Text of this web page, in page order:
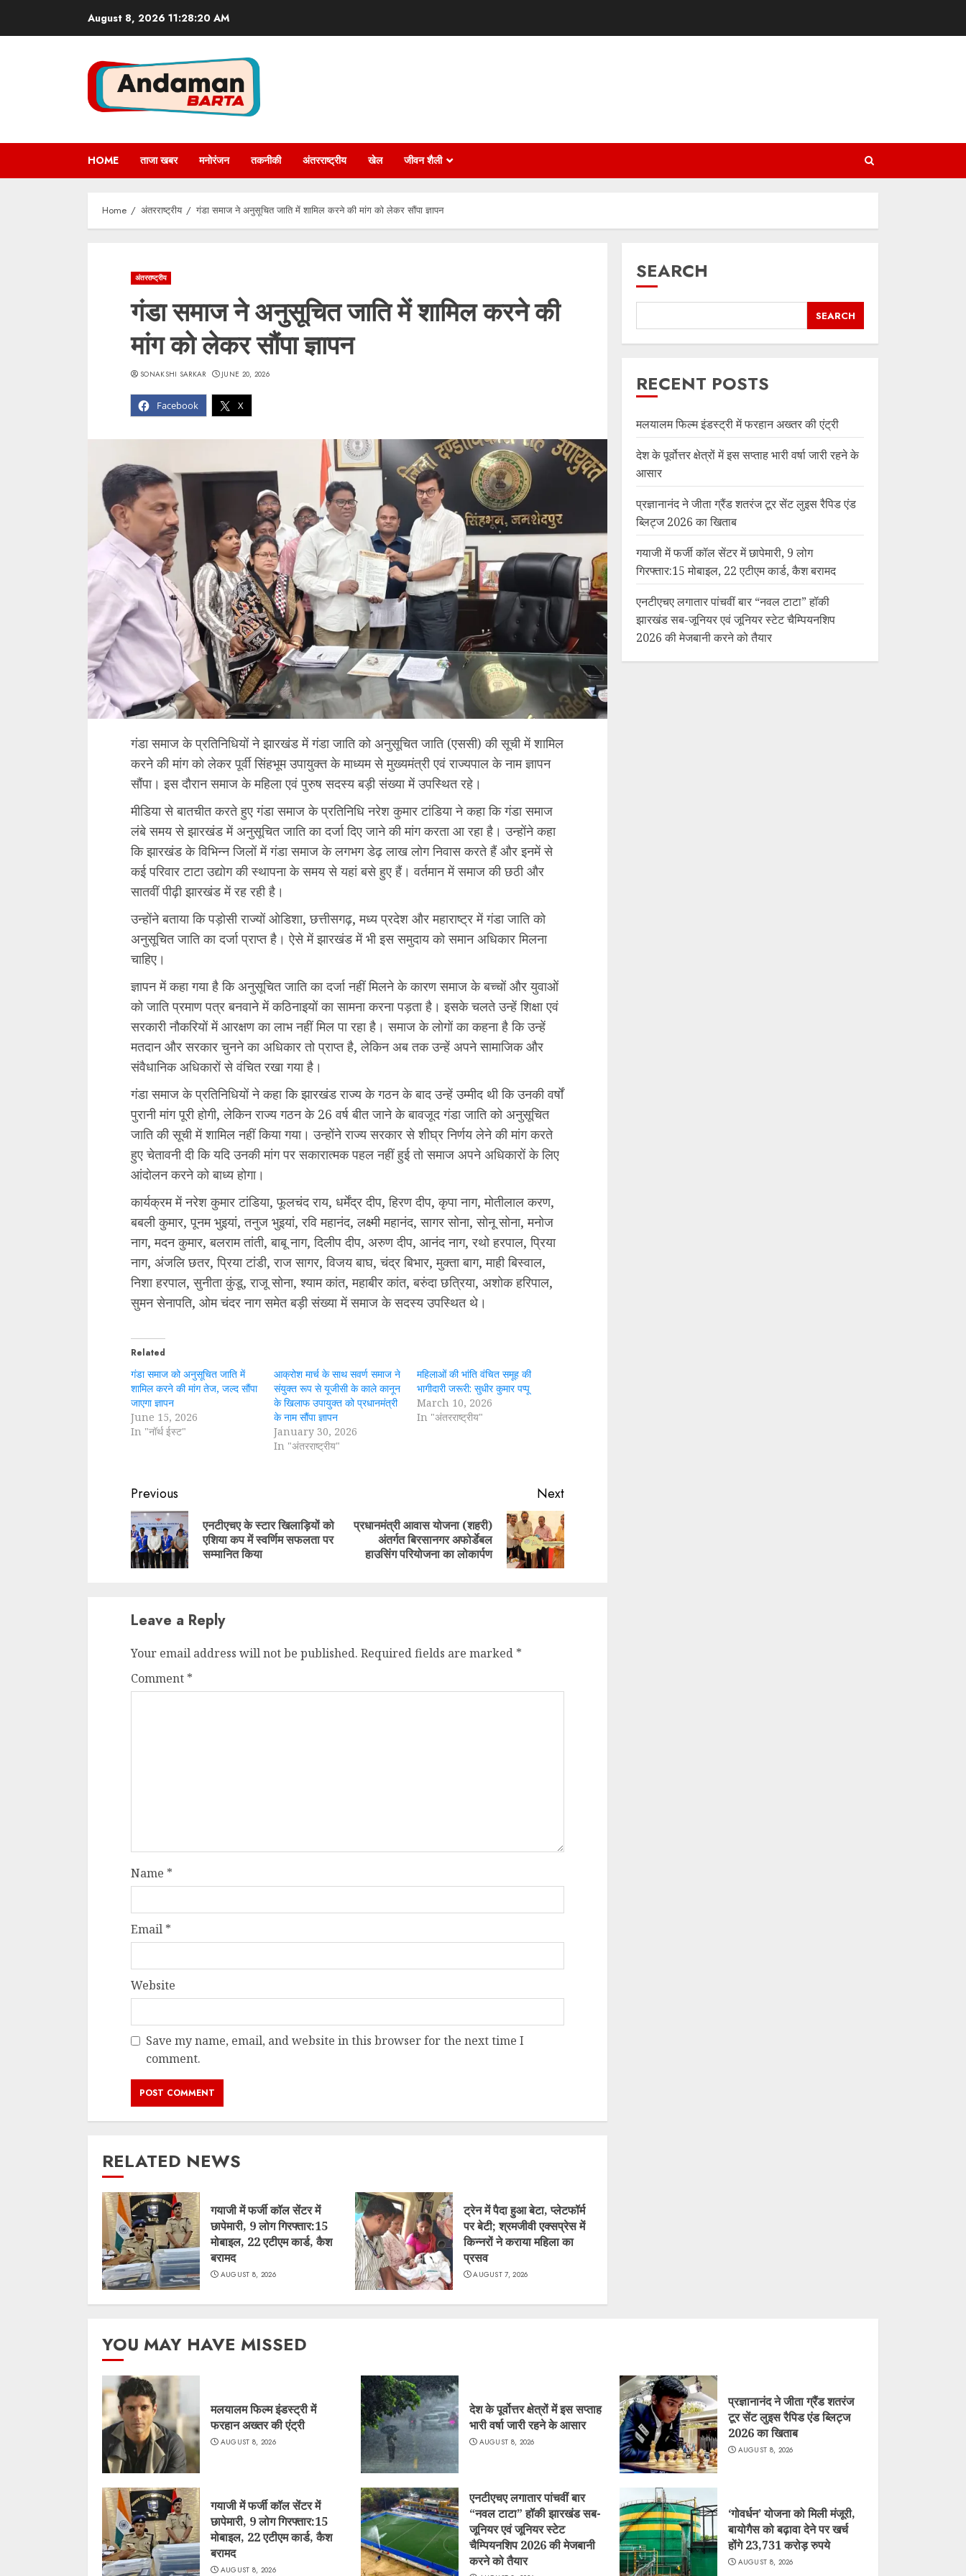
August 8, 2026 11:28:21 AM
HOME ताजा खबर मनोरंजन तकनीकी अंतरराष्ट्रीय खेल जीवन शैली
Home अंतरराष्ट्रीय गंडा समाज ने अनुसूचित जाति में शामिल करने की मांग को लेकर सौंपा ज्ञापन
अंतरराष्ट्रीय
गंडा समाज ने अनुसूचित जाति में शामिल करने की
मांग को लेकर सौंपा ज्ञापन
Facebook X
SONAKSHI SARKAR JUNE 20, 2026
गंडा समाज के प्रतिनिधियों ने झारखंड में गंडा जाति को अनुसूचित जाति (एससी) की सूची में शामिल
करने की मांग को लेकर पूर्वी सिंहभूम उपायुक्त के माध्यम से मुख्यमंत्री एवं राज्यपाल के नाम ज्ञापन
सौंपा। इस दौरान समाज के महिला एवं पुरुष सदस्य बड़ी संख्या में उपस्थित रहे।
मीडिया से बातचीत करते हुए गंडा समाज के प्रतिनिधि नरेश कुमार टांडिया ने कहा कि गंडा समाज
लंबे समय से झारखंड में अनुसूचित जाति का दर्जा दिए जाने की मांग करता आ रहा है। उन्होंने कहा
कि झारखंड के विभिन्न जिलों में गंडा समाज के लगभग डेढ़ लाख लोग निवास करते हैं और इनमें से
कई परिवार टाटा उद्योग की स्थापना के समय से यहां बसे हुए हैं। वर्तमान में समाज की छठी और
सातवीं पीढ़ी झारखंड में रह रही है।
उन्होंने बताया कि पड़ोसी राज्यों ओडिशा, छत्तीसगढ़, मध्य प्रदेश और महाराष्ट्र में गंडा जाति को
अनुसूचित जाति का दर्जा प्राप्त है। ऐसे में झारखंड में भी इस समुदाय को समान अधिकार मिलना
चाहिए।
ज्ञापन में कहा गया है कि अनुसूचित जाति का दर्जा नहीं मिलने के कारण समाज के बच्चों और युवाओं
को जाति प्रमाण पत्र बनवाने में कठिनाइयों का सामना करना पड़ता है। इसके चलते उन्हें शिक्षा एवं
सरकारी नौकरियों में आरक्षण का लाभ नहीं मिल पा रहा है। समाज के लोगों का कहना है कि उन्हें
मतदान और सरकार चुनने का अधिकार तो प्राप्त है, लेकिन अब तक उन्हें अपने सामाजिक और
संवैधानिक अधिकारों से वंचित रखा गया है।
गंडा समाज के प्रतिनिधियों ने कहा कि झारखंड राज्य के गठन के बाद उन्हें उम्मीद थी कि उनकी वर्षों
पुरानी मांग पूरी होगी, लेकिन राज्य गठन के 26 वर्ष बीत जाने के बावजूद गंडा जाति को अनुसूचित
जाति की सूची में शामिल नहीं किया गया। उन्होंने राज्य सरकार से शीघ्र निर्णय लेने की मांग करते
हुए चेतावनी दी कि यदि उनकी मांग पर सकारात्मक पहल नहीं हुई तो समाज अपने अधिकारों के लिए
आंदोलन करने को बाध्य होगा।
कार्यक्रम में नरेश कुमार टांडिया, फूलचंद राय, धर्मेंद्र दीप, हिरण दीप, कृपा नाग, मोतीलाल करण,
बबली कुमार, पूनम भुइयां, तनुज भुइयां, रवि महानंद, लक्ष्मी महानंद, सागर सोना, सोनू सोना, मनोज
नाग, मदन कुमार, बलराम तांती, बाबू नाग, दिलीप दीप, अरुण दीप, आनंद नाग, रथो हरपाल, प्रिया
नाग, अंजलि छतर, प्रिया टांडी, राज सागर, विजय बाघ, चंद्र बिभार, मुक्ता बाग, माही बिस्वाल,
निशा हरपाल, सुनीता कुंडू, राजू सोना, श्याम कांत, महाबीर कांत, बरुंदा छत्रिया, अशोक हरिपाल,
सुमन सेनापति, ओम चंदर नाग समेत बड़ी संख्या में समाज के सदस्य उपस्थित थे।
Related
गंडा समाज को अनुसूचित जाति में
शामिल करने की मांग तेज, जल्द सौंपा
जाएगा ज्ञापन
June 15, 2026
In "नॉर्थ ईस्ट"
आक्रोश मार्च के साथ सवर्ण समाज ने
संयुक्त रूप से यूजीसी के काले कानून
के खिलाफ उपायुक्त को प्रधानमंत्री
के नाम सौंपा ज्ञापन
January 30, 2026
In "अंतरराष्ट्रीय"
महिलाओं की भांति वंचित समूह की
भागीदारी जरूरी: सुधीर कुमार पप्पू
March 10, 2026
In "अंतरराष्ट्रीय"
Continue
Reading
Previous
Previous
post:
एनटीएचए के स्टार खिलाड़ियों को
एशिया कप में स्वर्णिम सफलता पर
सम्मानित किया
Next
Next
post:
प्रधानमंत्री आवास योजना (शहरी)
अंतर्गत बिरसानगर अफोर्डेबल
हाउसिंग परियोजना का लोकार्पण
Leave a Reply
Your email address will not be published. Required fields are marked *
Comment *
Name *
Email *
Website
Save my name, email, and website in this browser for the next time I
comment.
RELATED NEWS
गयाजी में फर्जी कॉल सेंटर में
छापेमारी, 9 लोग गिरफ्तार:15
मोबाइल, 22 एटीएम कार्ड, कैश
बरामद
AUGUST 8, 2026
ट्रेन में पैदा हुआ बेटा, प्लेटफॉर्म
पर बेटी; श्रमजीवी एक्सप्रेस में
किन्नरों ने कराया महिला का
प्रसव
AUGUST 7, 2026
SEARCH
SEARCH
RECENT POSTS
मलयालम फिल्म इंडस्ट्री में फरहान अख्तर की एंट्री
देश के पूर्वोत्तर क्षेत्रों में इस सप्ताह भारी वर्षा जारी रहने के
आसार
प्रज्ञानानंद ने जीता ग्रैंड शतरंज टूर सेंट लुइस रैपिड एंड
ब्लिट्ज 2026 का खिताब
गयाजी में फर्जी कॉल सेंटर में छापेमारी, 9 लोग
गिरफ्तार:15 मोबाइल, 22 एटीएम कार्ड, कैश बरामद
एनटीएचए लगातार पांचवीं बार “नवल टाटा” हॉकी
झारखंड सब-जूनियर एवं जूनियर स्टेट चैम्पियनशिप
2026 की मेजबानी करने को तैयार
YOU MAY HAVE MISSED
मलयालम फिल्म इंडस्ट्री में
फरहान अख्तर की एंट्री
AUGUST 8, 2026
देश के पूर्वोत्तर क्षेत्रों में इस सप्ताह
भारी वर्षा जारी रहने के आसार
AUGUST 8, 2026
प्रज्ञानानंद ने जीता ग्रैंड शतरंज
टूर सेंट लुइस रैपिड एंड ब्लिट्ज
2026 का खिताब
AUGUST 8, 2026
गयाजी में फर्जी कॉल सेंटर में
छापेमारी, 9 लोग गिरफ्तार:15
मोबाइल, 22 एटीएम कार्ड, कैश
बरामद
AUGUST 8, 2026
एनटीएचए लगातार पांचवीं बार
“नवल टाटा” हॉकी झारखंड सब-
जूनियर एवं जूनियर स्टेट
चैम्पियनशिप 2026 की मेजबानी
करने को तैयार
‘गोवर्धन’ योजना को मिली मंजूरी,
बायोगैस को बढ़ावा देने पर खर्च
होंगे 23,731 करोड़ रुपये
AUGUST 8, 2026